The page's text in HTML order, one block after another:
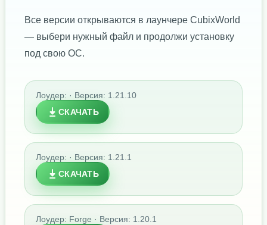
Все версии открываются в лаунчере CubixWorld
— выбери нужный файл и продолжи установку
под свою ОС.
Лоудер: · Версия: 1.21.10
СКАЧАТЬ
Лоудер: · Версия: 1.21.1
СКАЧАТЬ
Лоудер: Forge · Версия: 1.20.1